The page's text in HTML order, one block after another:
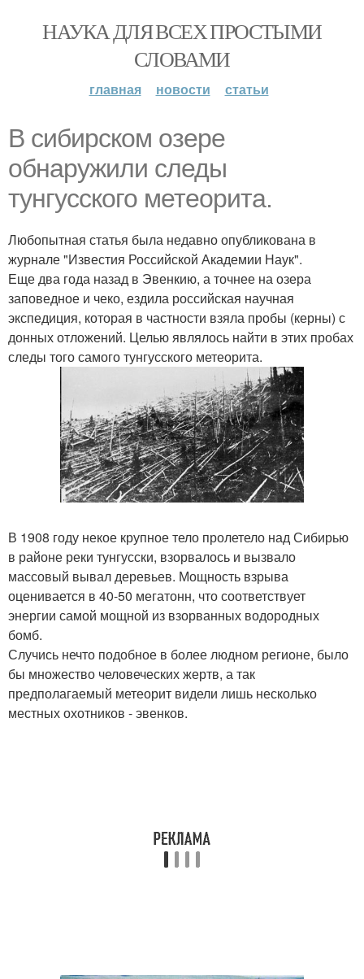
НАУКА ДЛЯ ВСЕХ ПРОСТЫМИ
СЛОВАМИ
главная новости статьи
В сибирском озере
обнаружили следы
тунгусского метеорита.
Любопытная статья была недавно опубликована в
журнале "Известия Российской Академии Наук".
Еще два года назад в Эвенкию, а точнее на озера
заповедное и чеко, ездила российская научная
экспедиция, которая в частности взяла пробы (керны) с
донных отложений. Целью являлось найти в этих пробах
следы того самого тунгусского метеорита.
В 1908 году некое крупное тело пролетело над Сибирью
в районе реки тунгусски, взорвалось и вызвало
массовый вывал деревьев. Мощность взрыва
оценивается в 40-50 мегатонн, что соответствует
энергии самой мощной из взорванных водородных
бомб.
Случись нечто подобное в более людном регионе, было
бы множество человеческих жертв, а так
предполагаемый метеорит видели лишь несколько
местных охотников - эвенков.